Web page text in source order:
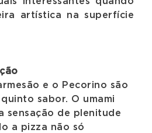
artística na superfície
e o Pecorino são
sabor. O umami
sensação de plenitude
a pizza não só